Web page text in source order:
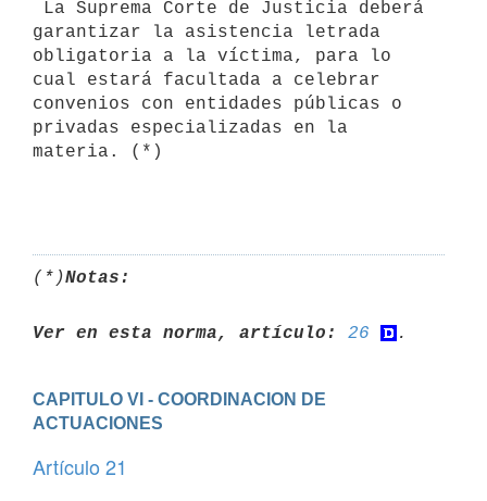
garantizar la asistencia letrada
obligatoria a la víctima, para lo
cual estará facultada a celebrar
convenios con entidades públicas o
privadas especializadas en la
materia. (*)
(*)Notas:
Ver en esta norma, artículo: 26
CAPITULO VI - COORDINACION DE
ACTUACIONES
Artículo 21